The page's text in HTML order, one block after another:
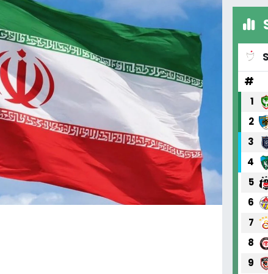
#
1
2
3
4
5
6
7
8
9